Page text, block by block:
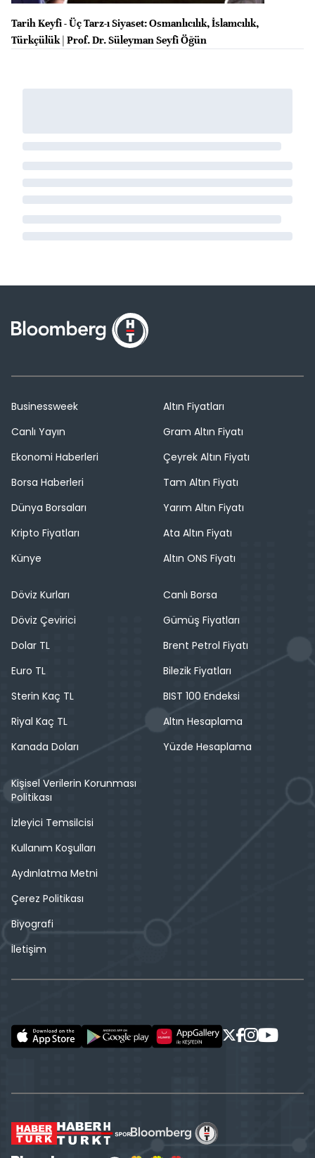
Tarih Keyfi - Üç Tarz-ı Siyaset: Osmanlıcılık, İslamcılık,
Türkçülük | Prof. Dr. Süleyman Seyfi Öğün
Businessweek
Canlı Yayın
Ekonomi Haberleri
Borsa Haberleri
Dünya Borsaları
Kripto Fiyatları
Künye
Altın Fiyatları
Gram Altın Fiyatı
Çeyrek Altın Fiyatı
Tam Altın Fiyatı
Yarım Altın Fiyatı
Ata Altın Fiyatı
Altın ONS Fiyatı
Döviz Kurları
Döviz Çevirici
Dolar TL
Euro TL
Sterin Kaç TL
Riyal Kaç TL
Kanada Doları
Canlı Borsa
Gümüş Fiyatları
Brent Petrol Fiyatı
Bilezik Fiyatları
BIST 100 Endeksi
Altın Hesaplama
Yüzde Hesaplama
Kişisel Verilerin Korunması
Politikası
İzleyici Temsilcisi
Kullanım Koşulları
Aydınlatma Metni
Çerez Politikası
Biyografi
İletişim